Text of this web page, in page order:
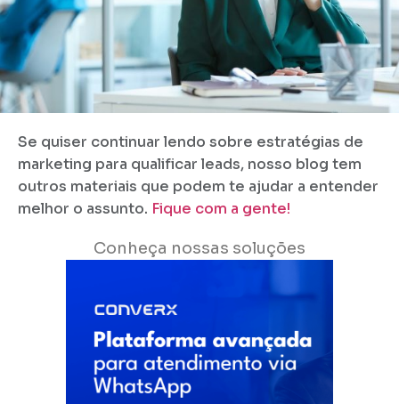
Se quiser continuar lendo sobre estratégias de
marketing para qualificar leads, nosso blog tem
outros materiais que podem te ajudar a entender
melhor o assunto. Fique com a gente!
Conheça nossas soluções